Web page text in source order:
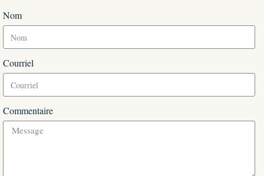
Nom
Courriel
Commentaire